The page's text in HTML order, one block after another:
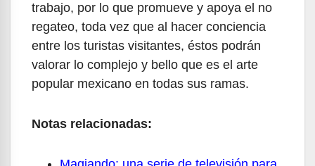
trabajo, por lo que promueve y apoya el no
regateo, toda vez que al hacer conciencia
entre los turistas visitantes, éstos podrán
valorar lo complejo y bello que es el arte
popular mexicano en todas sus ramas.
Notas relacionadas: